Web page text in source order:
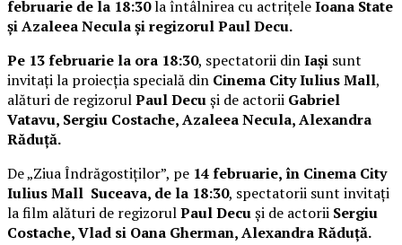
februarie de la 18:30la întâlnirea cu actrițeleIoana State
și Azaleea Necula și regizorul Paul Decu.
Pe 13 februarie la ora 18:30, spectatorii dinIași sunt
invitați la proiecția specială din Cinema City Iulius Mall,
alături de regizorulPaul Decuși de actorii Gabriel
Vatavu, Sergiu Costache, Azaleea Necula, Alexandra
Răduță.
De „Ziua Îndrăgostiților”, pe 14 februarie, în Cinema City
Iulius Mall Suceava, de la 18:30, spectatorii sunt invitați
la film alături de regizorulPaul Decuși de actorii Sergiu
Costache, Vlad si Oana Gherman, Alexandra Răduță.